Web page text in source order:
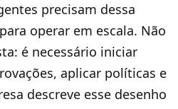
precisam dessa
operar em escala. Não
é necessário iniciar
aplicar políticas e
descreve esse desenho